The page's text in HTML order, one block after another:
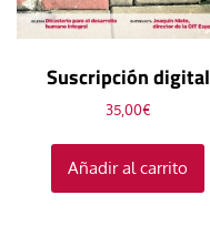
Suscripción digital
35,00€
Añadir al carrito